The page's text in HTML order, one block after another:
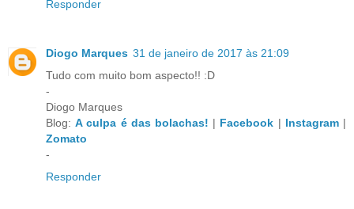
Responder
Diogo Marques 31 de janeiro de 2017 às 21:09
Tudo com muito bom aspecto!! :D
-
Diogo Marques
Blog:A culpa é das bolachas! | Facebook | Instagram|
Zomato
-
Responder